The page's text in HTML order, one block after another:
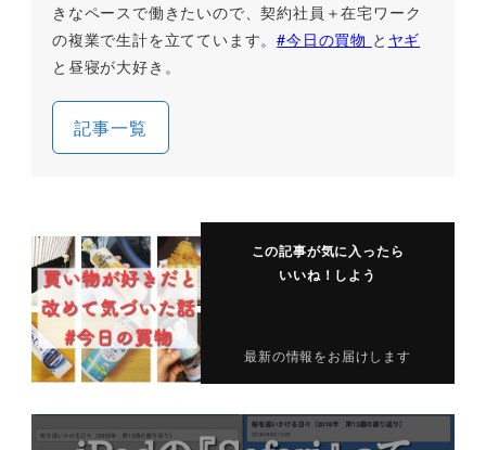
きなペースで働きたいので、契約社員＋在宅ワーク
の複業で生計を立てています。#今日の買物 と ヤギ
と昼寝が大好き。
記事一覧
この記事が気に入ったら
いいね！しよう
最新の情報をお届けします